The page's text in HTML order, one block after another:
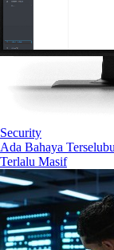
Security
Ada Bahaya
Terlalu Masif